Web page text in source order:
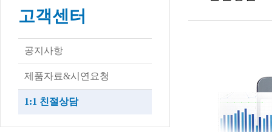
고객센터
공지사항
제품자료&시연요청
1:1 친절상담